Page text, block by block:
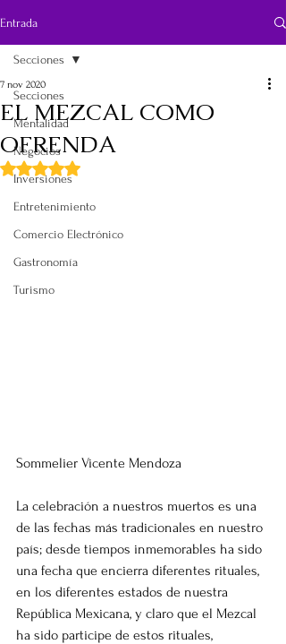
Entrada
Secciones
Mentalidad
Negocios
Inversiones
Entretenimiento
Comercio Electrónico
Gastronomía
Turismo
Secciones
EL MEZCAL COMO
OFRENDA
7 nov 2020
Obtuvo NaN de 5 estrellas.
Sommelier Vicente Mendoza
La celebración a nuestros muertos es una
de las fechas más tradicionales en nuestro
país; desde tiempos inmemorables ha sido
una fecha que encierra diferentes rituales,
en los diferentes estados de nuestra
República Mexicana, y claro que el Mezcal
ha sido participe de estos rituales,